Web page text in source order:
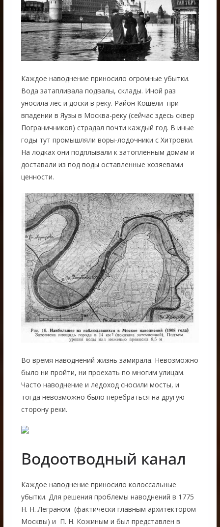
Каждое наводнение приносило огромные убытки.
Вода затапливала подвалы, склады. Иной раз
уносила лес и доски в реку. Район Кошели при
впадении в Яузы в Москва-реку (сейчас здесь сквер
Пограничников) страдал почти каждый год. В иные
годы тут промышляли воры-лодочники с Хитровки.
На лодках они подплывали к затопленным домам и
доставали из под воды оставленные хозяевами
ценности.
Во время наводнений жизнь замирала. Невозможно
было ни пройти, ни проехать по многим улицам.
Часто наводнение и ледоход сносили мосты, и
тогда невозможно было перебраться на другую
сторону реки.
Водоотводный канал
Каждое наводнение приносило колоссальные
убытки. Для решения проблемы наводнений в 1775
Н. Н. Леграном (фактически главным архитектором
Москвы) и П. Н. Кожиным и был представлен в